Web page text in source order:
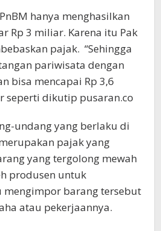
hanya menghasilkan
Rp 3 miliar. Karena itu Pak
pajak. “Sehingga
pariwisata dengan
bisa mencapai Rp 3,6
seperti dikutip pusaran.co
undang yang berlaku di
pajak yang
yang tergolong mewah
produsen untuk
mengimpor barang tersebut
atau pekerjaannya.